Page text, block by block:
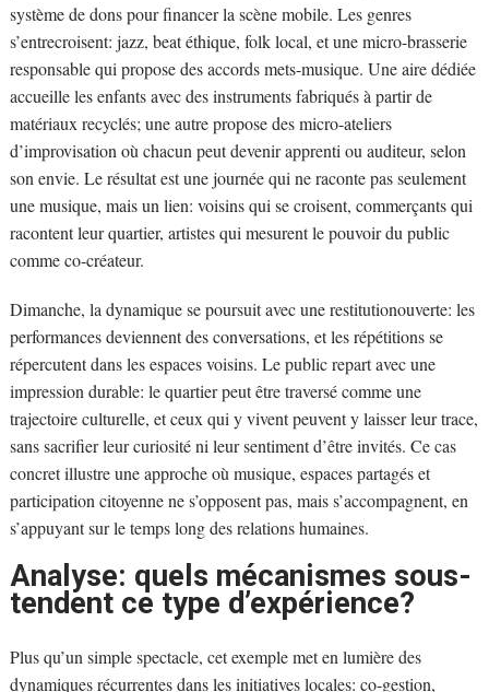
système de dons pour financer la scène mobile. Les genres
s’entrecroisent: jazz, beat éthique, folk local, et une micro-brasserie
responsable qui propose des accords mets-musique. Une aire dédiée
accueille les enfants avec des instruments fabriqués à partir de
matériaux recyclés; une autre propose des micro-ateliers
d’improvisation où chacun peut devenir apprenti ou auditeur, selon
son envie. Le résultat est une journée qui ne raconte pas seulement
une musique, mais un lien: voisins qui se croisent, commerçants qui
racontent leur quartier, artistes qui mesurent le pouvoir du public
comme co-créateur.
Dimanche, la dynamique se poursuit avec une restitutionouverte: les
performances deviennent des conversations, et les répétitions se
répercutent dans les espaces voisins. Le public repart avec une
impression durable: le quartier peut être traversé comme une
trajectoire culturelle, et ceux qui y vivent peuvent y laisser leur trace,
sans sacrifier leur curiosité ni leur sentiment d’être invités. Ce cas
concret illustre une approche où musique, espaces partagés et
participation citoyenne ne s’opposent pas, mais s’accompagnent, en
s’appuyant sur le temps long des relations humaines.
Analyse: quels mécanismes sous-
tendent ce type d’expérience?
Plus qu’un simple spectacle, cet exemple met en lumière des
dynamiques récurrentes dans les initiatives locales: co-gestion,